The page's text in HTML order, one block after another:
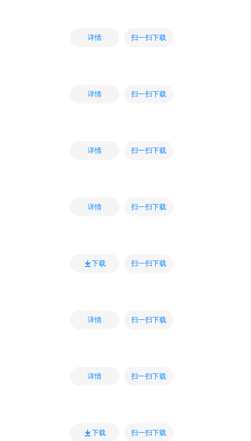
详情 扫一扫下载
详情 扫一扫下载
详情 扫一扫下载
详情 扫一扫下载
下载 扫一扫下载
详情 扫一扫下载
详情 扫一扫下载
下载 扫一扫下载